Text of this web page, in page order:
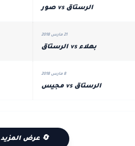
الرستاق vs صور
21 مارس 2018
بهلاء vs الرستاق
8 مارس 2018
الرستاق vs مجيس
🔄 عرض المزيد